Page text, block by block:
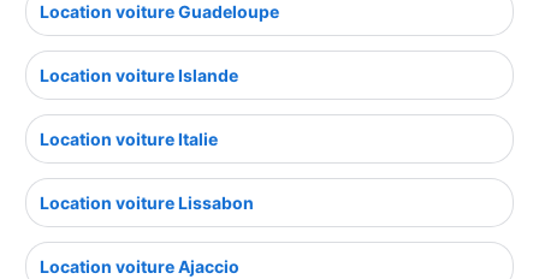
Location voiture Guadeloupe
Location voiture Islande
Location voiture Italie
Location voiture Lissabon
Location voiture Ajaccio